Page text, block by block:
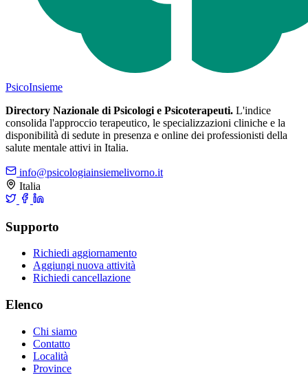
PsicoInsieme
Directory Nazionale di Psicologi e Psicoterapeuti. L'indice
consolida l'approccio terapeutico, le specializzazioni cliniche e la
disponibilità di sedute in presenza e online dei professionisti della
salute mentale attivi in Italia.
info@psicologiainsiemelivorno.it
Italia
Supporto
Richiedi aggiornamento
Aggiungi nuova attività
Richiedi cancellazione
Elenco
Chi siamo
Contatto
Località
Province